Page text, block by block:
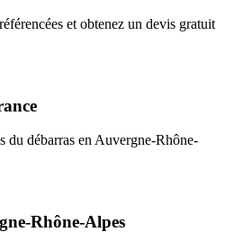
et obtenez un devis gratuit
du débarras en Auvergne-Rhône-
Rhône-Alpes